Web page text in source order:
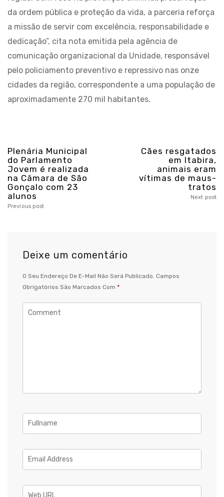
da ordem pública e proteção da vida, a parceria reforça
a missão de servir com excelência, responsabilidade e
dedicação”, cita nota emitida pela agência de
comunicação organizacional da Unidade, responsável
pelo policiamento preventivo e repressivo nas onze
cidades da região, correspondente a uma população de
aproximadamente 270 mil habitantes.
Plenária Municipal
do Parlamento
Jovem é realizada
na Câmara de São
Gonçalo com 23
alunos
Previous post
Cães resgatados
em Itabira,
animais eram
vítimas de maus-
tratos
Next post
Deixe um comentário
O Seu Endereço De E-Mail Não Será Publicado. Campos
Obrigatórios São Marcados Com *